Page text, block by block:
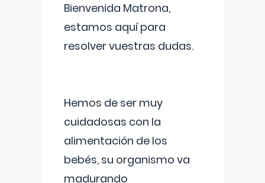
Bienvenida Matrona,
estamos aquí para
resolver vuestras dudas.
Hemos de ser muy
cuidadosas con la
alimentación de los
bebés, su organismo va
madurando